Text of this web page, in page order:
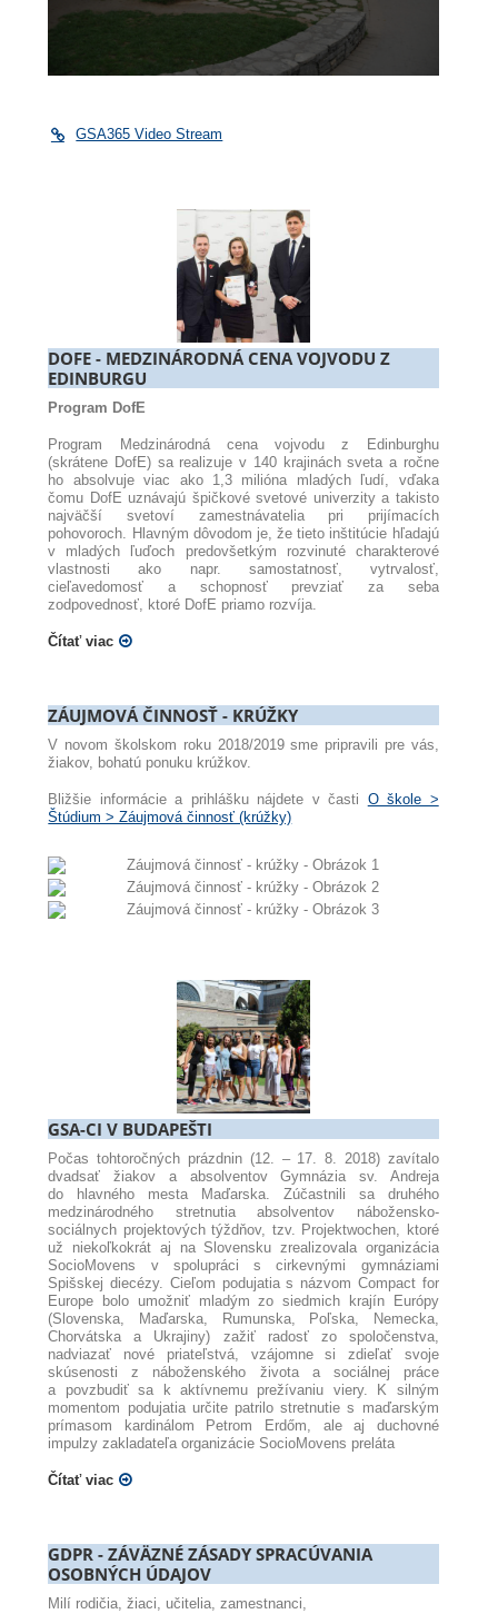
GSA365 Video Stream
DOFE - MEDZINÁRODNÁ CENA VOJVODU Z
EDINBURGU
Program DofE
Program Medzinárodná cena vojvodu z Edinburghu
(skrátene DofE) sa realizuje v 140 krajinách sveta a ročne
ho absolvuje viac ako 1,3 milióna mladých ľudí, vďaka
čomu DofE uznávajú špičkové svetové univerzity a takisto
najväčší svetoví zamestnávatelia pri prijímacích
pohovoroch. Hlavným dôvodom je, že tieto inštitúcie hľadajú
v mladých ľuďoch predovšetkým rozvinuté charakterové
vlastnosti ako napr. samostatnosť, vytrvalosť,
cieľavedomosť a schopnosť prevziať za seba
zodpovednosť, ktoré DofE priamo rozvíja.
Čítať viac
ZÁUJMOVÁ ČINNOSŤ - KRÚŽKY
V novom školskom roku 2018/2019 sme pripravili pre vás,
žiakov, bohatú ponuku krúžkov.
Bližšie informácie a prihlášku nájdete v časti O škole >
Štúdium > Záujmová činnosť (krúžky)
GSA-CI V BUDAPEŠTI
Počas tohtoročných prázdnin (12. – 17. 8. 2018) zavítalo
dvadsať žiakov a absolventov Gymnázia sv. Andreja
do hlavného mesta Maďarska. Zúčastnili sa druhého
medzinárodného stretnutia absolventov nábožensko-
sociálnych projektových týždňov, tzv. Projektwochen, ktoré
už niekoľkokrát aj na Slovensku zrealizovala organizácia
SocioMovens v spolupráci s cirkevnými gymnáziami
Spišskej diecézy. Cieľom podujatia s názvom Compact for
Europe bolo umožniť mladým zo siedmich krajín Európy
(Slovenska, Maďarska, Rumunska, Poľska, Nemecka,
Chorvátska a Ukrajiny) zažiť radosť zo spoločenstva,
nadviazať nové priateľstvá, vzájomne si zdieľať svoje
skúsenosti z náboženského života a sociálnej práce
a povzbudiť sa k aktívnemu prežívaniu viery. K silným
momentom podujatia určite patrilo stretnutie s maďarským
prímasom kardinálom Petrom Erdőm, ale aj duchovné
impulzy zakladateľa organizácie SocioMovens preláta
Čítať viac
GDPR - ZÁVÄZNÉ ZÁSADY SPRACÚVANIA
OSOBNÝCH ÚDAJOV
Milí rodičia, žiaci, učitelia, zamestnanci,